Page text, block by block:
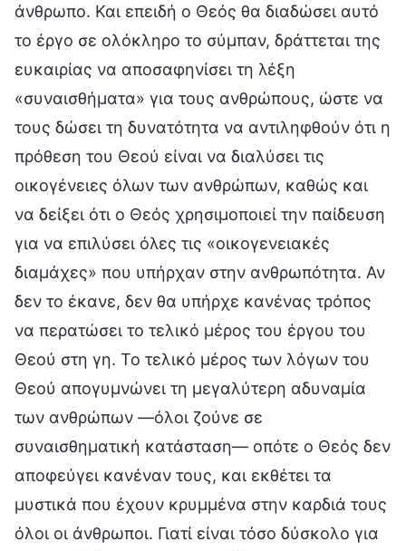
άνθρωπο. Και επειδή ο Θεός θα διαδώσει αυτό
το έργο σε ολόκληρο το σύμπαν, δράττεται της
ευκαιρίας να αποσαφηνίσει τη λέξη
«συναισθήματα» για τους ανθρώπους, ώστε να
τους δώσει τη δυνατότητα να αντιληφθούν ότι η
πρόθεση του Θεού είναι να διαλύσει τις
οικογένειες όλων των ανθρώπων, καθώς και
να δείξει ότι ο Θεός χρησιμοποιεί την παίδευση
για να επιλύσει όλες τις «οικογενειακές
διαμάχες» που υπήρχαν στην ανθρωπότητα. Αν
δεν το έκανε, δεν θα υπήρχε κανένας τρόπος
να περατώσει το τελικό μέρος του έργου του
Θεού στη γη. Το τελικό μέρος των λόγων του
Θεού απογυμνώνει τη μεγαλύτερη αδυναμία
των ανθρώπων —όλοι ζούνε σε
συναισθηματική κατάσταση— οπότε ο Θεός δεν
αποφεύγει κανέναν τους, και εκθέτει τα
μυστικά που έχουν κρυμμένα στην καρδιά τους
όλοι οι άνθρωποι. Γιατί είναι τόσο δύσκολο για